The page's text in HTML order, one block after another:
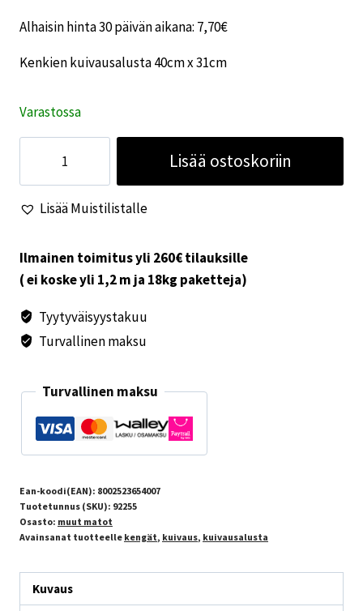
Alhaisin hinta 30 päivän aikana: 7,70€
Kenkien kuivausalusta 40cm x 31cm
Varastossa
kuivausalusta
40
x
määrä
Lisää ostoskoriin
Lisää Muistilistalle
Ilmainen toimitus yli 260€ tilauksille
( ei koske yli 1,2 m ja 18kg paketteja)
Tyytyväisyystakuu
Turvallinen maksu
Turvallinen maksu
Ean-koodi(EAN): 8002523654007
Tuotetunnus (SKU): 92255
Osasto: muut matot
Avainsanat tuotteelle kengät, kuivaus, kuivausalusta
Kuvaus